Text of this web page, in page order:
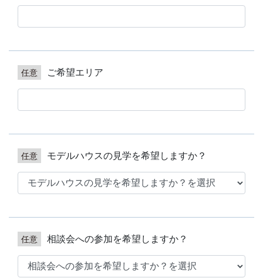
ご希望エリア
モデルハウスの見学を希望しますか？
相談会への参加を希望しますか？